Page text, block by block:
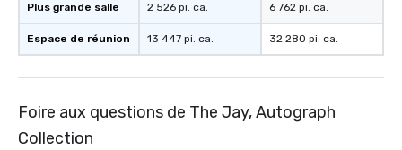
Plus grande salle
Espace de réunion
2 526 pi. ca.
13 447 pi. ca.
6 762 pi. ca.
32 280 pi. ca.
Foire aux questions de The Jay, Autograph
Collection